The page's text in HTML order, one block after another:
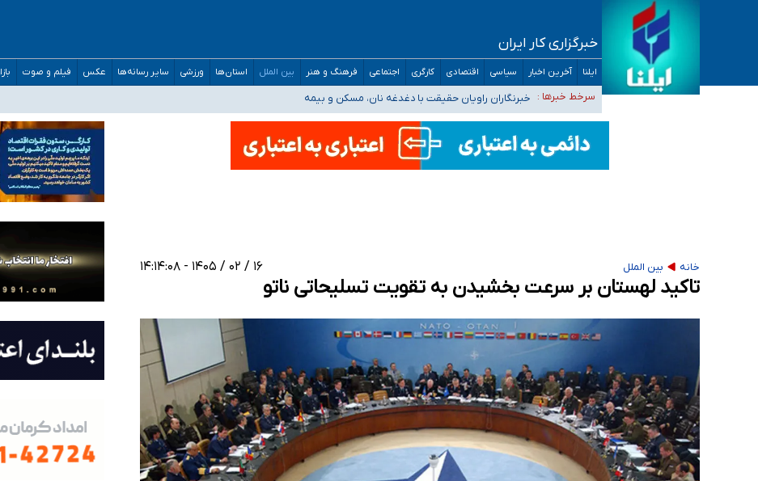
خبرگزاری کار ایران
ایلنا آخرین اخبار سیاسی اقتصادی کارگری اجتماعی فرهنگ و هنر بین الملل استان‌ها ورزشی سایر رسانه‌ها عکس فیلم و صوت
سرخط خبرها :
تعویق آزمون ورودی دکترای تخصصی فرماندهی صحنه عملیات و دکترای تخصصی جغرافیای نظامی دافوس آجا
خبرنگاران راویان حقیقت با دغدغه نان، مسکن و بیمه
آخرین وضعیت شیوع عفونت‌های تنفسی در کشور/ خوزستان و کرمان بالاتر از آستانه هشدار
هیچ پرستاری بازداشت یا اخراج نشده است/ از رئیس جمهور خواستیم ورود کند
ثبت‌نام بخش عمده دانش‌آموزان مدارس ایرانی امارات در کشور/ درباره محصلان باقی‌مانده در دبی متناسب با شرایط جدید تصمیم‌گیری
خانه بین الملل ۱۶ / ۰۲ / ۱۴۰۵ - ۱۴:۱۴:۰۸
تاکید لهستان بر سرعت بخشیدن به تقویت تسلیحاتی ناتو